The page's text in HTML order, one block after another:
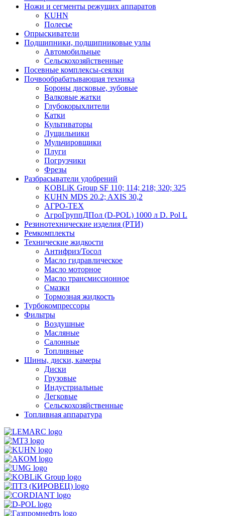
Ножи и сегменты режущих аппаратов
KUHN
Полесье
Опрыскиватели
Подшипники, подшипниковые узлы
Автомобильные
Сельскохозяйственные
Посевные комплексы-сеялки
Почвообрабатывающая техника
Бороны дисковые, зубовые
Валковые жатки
Глубокорыхлители
Катки
Культиваторы
Лущильники
Мульчировщики
Плуги
Погрузчики
Фрезы
Разбрасыватели удобрений
KOBLiK Group SF 110; 114; 218; 320; 325
KUHN MDS 20.2; AXIS 30,2
АГРО-ТЕХ
АгроГруппДПол (D-POL) 1000 л D. Pol L
Резинотехнические изделия (РТИ)
Ремкомплекты
Технические жидкости
Антифриз/Тосол
Масло гидравлическое
Масло моторное
Масло трансмиссионное
Смазки
Тормозная жидкость
Турбокомпрессоры
Фильтры
Воздушные
Масляные
Салонные
Топливные
Шины, диски, камеры
Диски
Грузовые
Индустриальные
Легковые
Сельскохозяйственные
Топливная аппаратура